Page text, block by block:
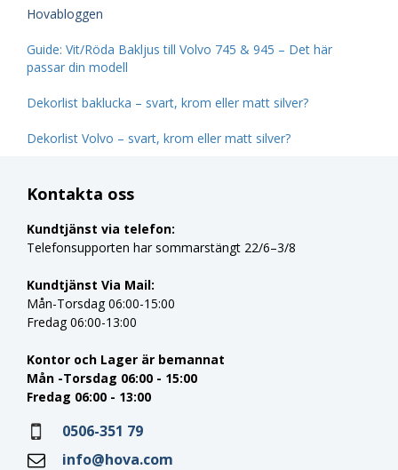
Hovabloggen
Guide: Vit/Röda Bakljus till Volvo 745 & 945 – Det här
passar din modell
Dekorlist baklucka – svart, krom eller matt silver?
Dekorlist Volvo – svart, krom eller matt silver?
Kontakta oss
Kundtjänst via telefon:
Telefonsupporten har sommarstängt 22/6–3/8
Kundtjänst Via Mail:
Mån-Torsdag 06:00-15:00
Fredag 06:00-13:00
Kontor och Lager är bemannat
Mån -Torsdag 06:00 - 15:00
Fredag 06:00 - 13:00
0506-351 79
info@hova.com